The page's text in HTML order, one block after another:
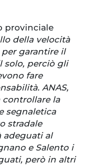
provinciale
della velocità
garantire il
solo, perciò gli
fare
ANAS,
controllare la
segnaletica
stradale
adeguati al
e Salento i
però in altri